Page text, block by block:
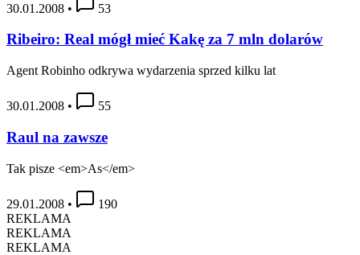
30.01.2008 • 53
Ribeiro: Real mógł mieć Kakę za 7 mln dolarów
Agent Robinho odkrywa wydarzenia sprzed kilku lat
30.01.2008 • 55
Raul na zawsze
Tak pisze <em>As</em>
29.01.2008 •
190
REKLAMA
REKLAMA
REKLAMA